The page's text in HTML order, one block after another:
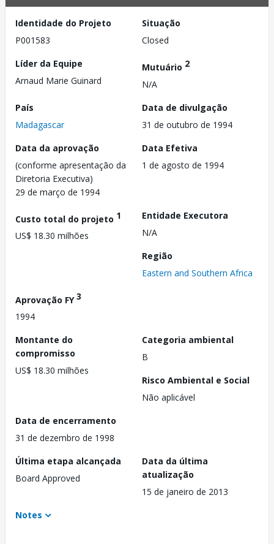
Identidade do Projeto
P001583
Situação
Closed
Líder da Equipe
Arnaud Marie Guinard
Mutuário 2
N/A
País
Madagascar
Data de divulgação
31 de outubro de 1994
Data da aprovação
(conforme apresentação da
Diretoria Executiva)
29 de março de 1994
Data Efetiva
1 de agosto de 1994
Custo total do projeto 1
US$ 18.30 milhões
Entidade Executora
N/A
Região
Eastern and Southern Africa
Aprovação FY3
1994
Montante do
compromisso
US$ 18.30 milhões
Categoria ambiental
B
Risco Ambiental e Social
Não aplicável
Data de encerramento
31 de dezembro de 1998
Última etapa alcançada
Board Approved
Data da última
atualização
15 de janeiro de 2013
Notes